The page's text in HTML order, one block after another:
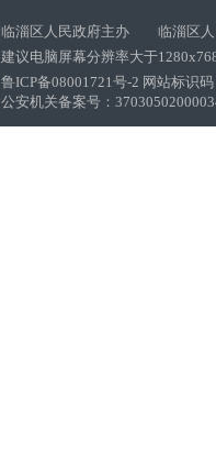
临淄区人民政府主办 临淄区人
建议电脑屏幕分辨率大于
鲁ICP备08001721号-2 网站标识
公安机关备案号：